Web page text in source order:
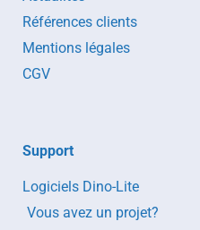
Références clients
Mentions légales
CGV
Support
Logiciels Dino-Lite
Vous avez un projet?